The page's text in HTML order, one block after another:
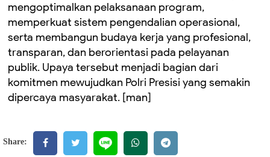
mengoptimalkan pelaksanaan program,
memperkuat sistem pengendalian operasional,
serta membangun budaya kerja yang profesional,
transparan, dan berorientasi pada pelayanan
publik. Upaya tersebut menjadi bagian dari
komitmen mewujudkan Polri Presisi yang semakin
dipercaya masyarakat. [man]
Share: